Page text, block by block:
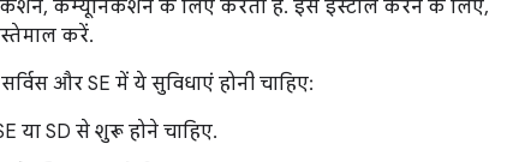
कम्यूनिकेशन के लिए करता है. इसे इंस्टॉल करने के लिए,
करें.
और SE में ये सुविधाएं होनी चाहिए:
या SD से शुरू होने चाहिए.